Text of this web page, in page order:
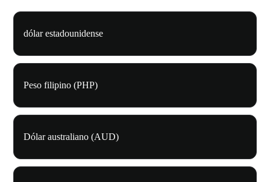
dólar estadounidense
Peso filipino (PHP)
Dólar australiano (AUD)